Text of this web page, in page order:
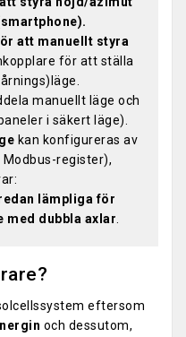
att manuellt styra
för att ställa
manuellt läge och
i säkert läge).
kan konfigureras av
register),
lämpliga för
med dubbla axlar
eftersom
och dessutom,